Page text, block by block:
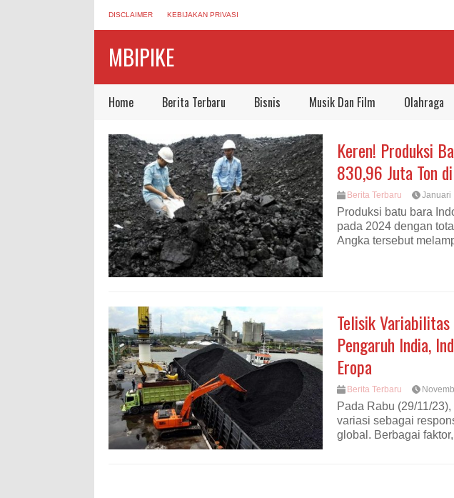
DISCLAIMER KEBIJAKAN PRIVASI
MBIPIKE
Home Berita Terbaru Bisnis Musik Dan Film Olahraga
Keren! Produksi
830,96 Juta Ton
Berita Terbaru Januari
Produksi batu bara
pada 2024 dengan
Angka tersebut
Telisik
Pengaruh India,
Eropa
Berita Terbaru
Pada Rabu (29/11/
variasi sebagai
global. Berbagai